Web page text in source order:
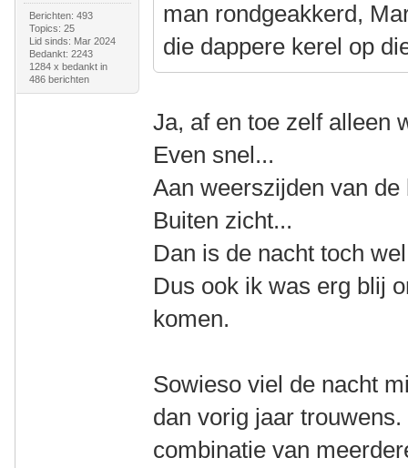
Berichten: 493
Topics: 25
Lid sinds: Mar 2024
Bedankt: 2243
1284 x bedankt in
486 berichten
man rondgeakkerd,
die dappere kerel op
Ja, af en toe zelf alleen
Even snel...
Aan weerszijden van de
Buiten zicht...
Dan is de nacht toch
Dus ook ik was erg blij
komen.
Sowieso viel de nacht
dan vorig jaar
combinatie van